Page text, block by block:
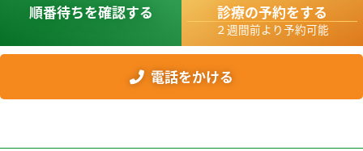
順番待ちを確認する 診療の予約をする
２週間前より予約可能
電話をかける